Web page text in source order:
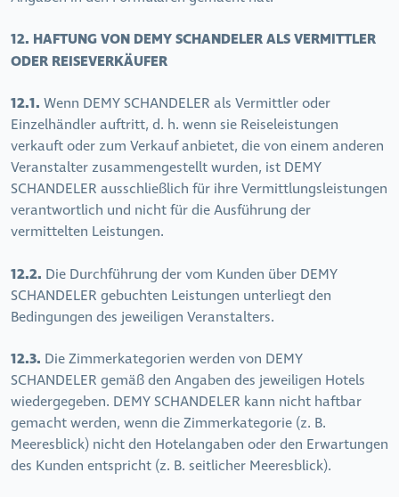
12. HAFTUNG VON DEMY SCHANDELER ALS VERMITTLER
ODER REISEVERKÄUFER
12.1. Wenn DEMY SCHANDELER als Vermittler oder
Einzelhändler auftritt, d. h. wenn sie Reiseleistungen
verkauft oder zum Verkauf anbietet, die von einem anderen
Veranstalter zusammengestellt wurden, ist DEMY
SCHANDELER ausschließlich für ihre Vermittlungsleistungen
verantwortlich und nicht für die Ausführung der
vermittelten Leistungen.
12.2. Die Durchführung der vom Kunden über DEMY
SCHANDELER gebuchten Leistungen unterliegt den
Bedingungen des jeweiligen Veranstalters.
12.3. Die Zimmerkategorien werden von DEMY
SCHANDELER gemäß den Angaben des jeweiligen Hotels
wiedergegeben. DEMY SCHANDELER kann nicht haftbar
gemacht werden, wenn die Zimmerkategorie (z. B.
Meeresblick) nicht den Hotelangaben oder den Erwartungen
des Kunden entspricht (z. B. seitlicher Meeresblick).